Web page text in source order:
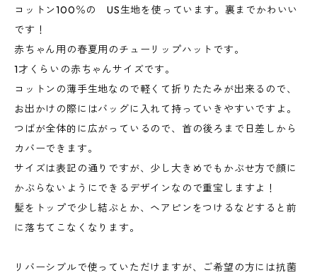
コットン100％の US生地を使っています。裏までかわいい
です！
赤ちゃん用の春夏用のチューリップハットです。
1才くらいの赤ちゃんサイズです。
コットンの薄手生地なので軽くて折りたたみが出来るので、
お出かけの際にはバッグに入れて持っていきやすいですよ。
つばが全体的に広がっているので、首の後ろまで日差しから
カバーできます。
サイズは表記の通りですが、少し大きめでもかぶせ方で顔に
かぶらないようにできるデザインなので重宝しますよ！
髪をトップで少し結ぶとか、ヘアピンをつけるなどすると前
に落ちてこなくなります。
リバーシブルで使っていただけますが、ご希望の方には抗菌